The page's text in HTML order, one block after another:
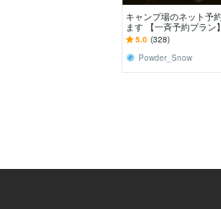
キャンプ場のネット予
ます 【一斉予約プラン
付スタート時刻ピッタリ
ます
5.0 (328)
Powder_Snow